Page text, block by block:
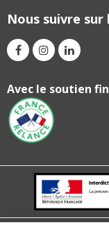
Nous suivre sur
Avec le soutien